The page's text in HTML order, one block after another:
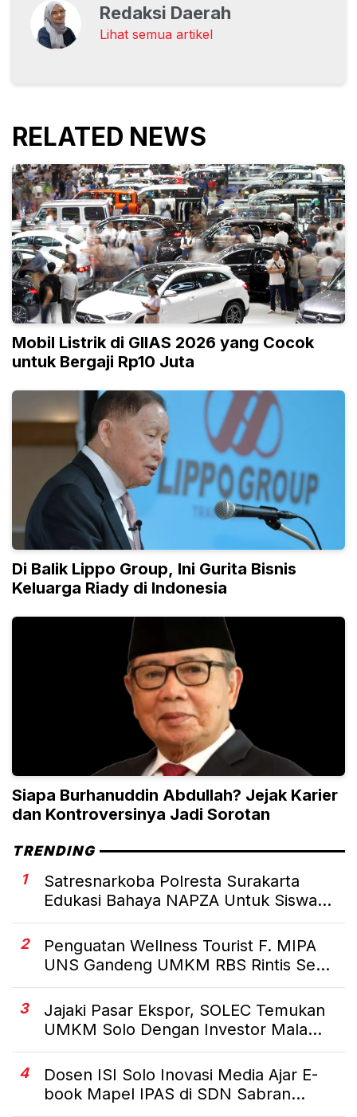
Redaksi Daerah
Lihat semua artikel
RELATED NEWS
Mobil Listrik di GIIAS 2026 yang Cocok
untuk Bergaji Rp10 Juta
Di Balik Lippo Group, Ini Gurita Bisnis
Keluarga Riady di Indonesia
Siapa Burhanuddin Abdullah? Jejak Karier
dan Kontroversinya Jadi Sorotan
TRENDING
1
Satresnarkoba Polresta Surakarta
Edukasi Bahaya NAPZA Untuk Siswa...
2
Penguatan Wellness Tourist F. MIPA
UNS Gandeng UMKM RBS Rintis Se...
3
Jajaki Pasar Ekspor, SOLEC Temukan
UMKM Solo Dengan Investor Mala...
4
Dosen ISI Solo Inovasi Media Ajar E-
book Mapel IPAS di SDN Sabran...